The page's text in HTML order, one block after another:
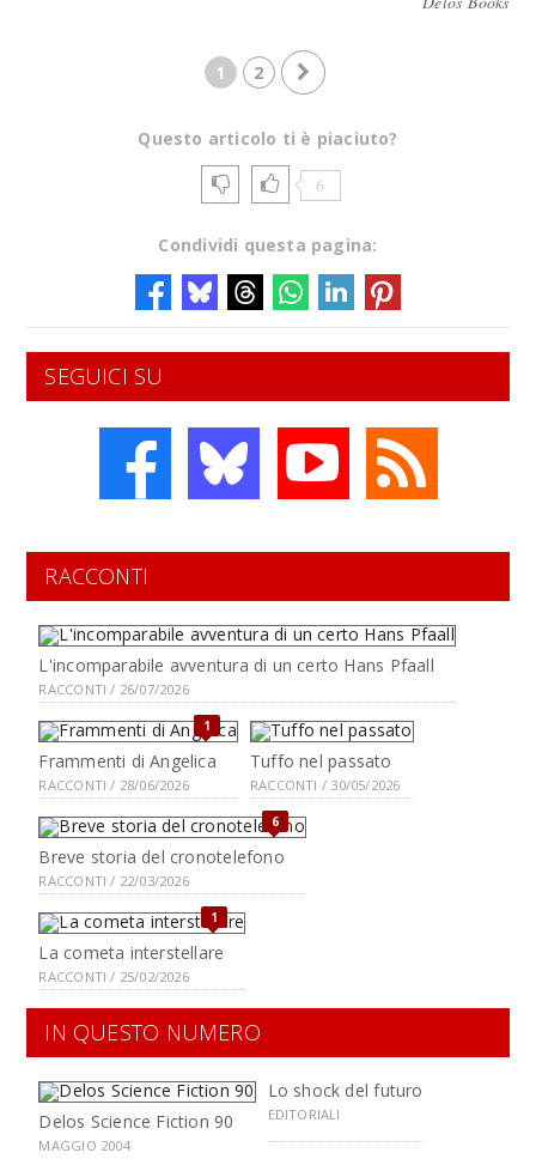
1 2
Questo articolo ti è piaciuto?
6
Condividi questa pagina:
SEGUICI SU
RACCONTI
L'incomparabile avventura di un certo Hans Pfaall
RACCONTI / 26/07/2026
1
Frammenti di Angelica
RACCONTI / 28/06/2026
Tuffo nel passato
RACCONTI / 30/05/2026
6
Breve storia del cronotelefono
RACCONTI / 22/03/2026
1
La cometa interstellare
RACCONTI / 25/02/2026
IN QUESTO NUMERO
Delos Science Fiction 90
MAGGIO 2004
Lo shock del futuro
EDITORIALI